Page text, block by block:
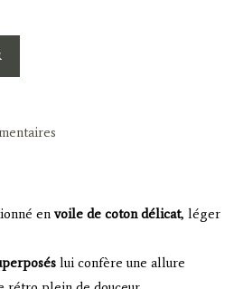
envoile de coton délicat, léger
lui confère une allure